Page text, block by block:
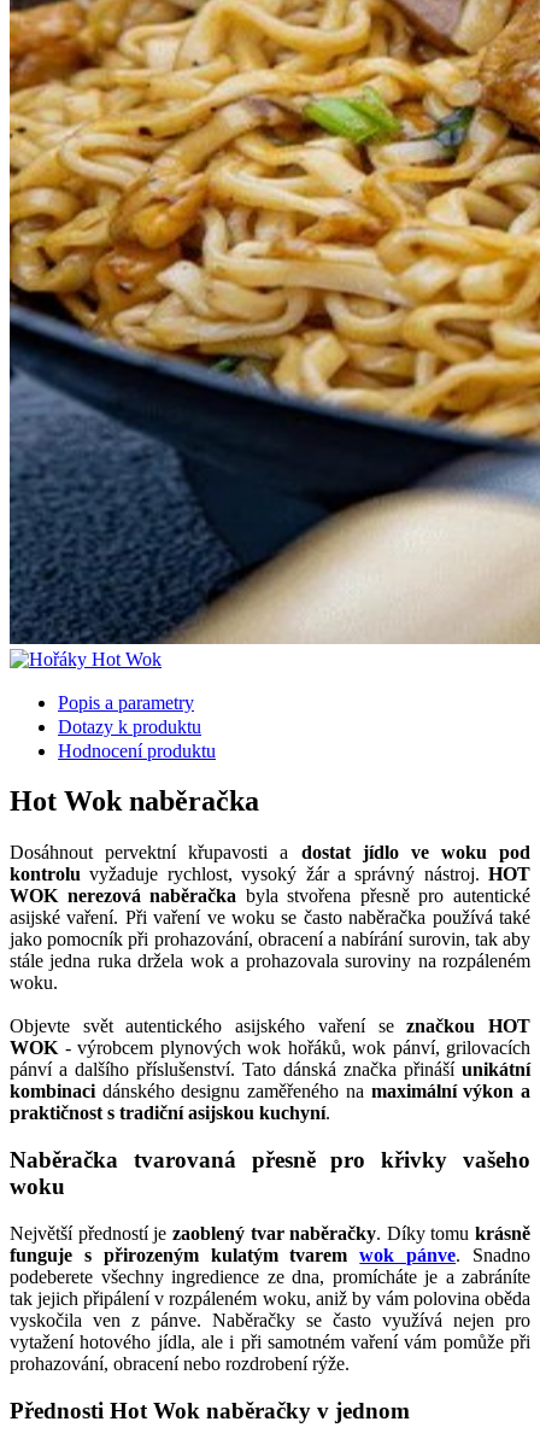
Popis a parametry
Dotazy k produktu
Hodnocení produktu
Hot Wok naběračka
Dosáhnout pervektní křupavosti a dostat jídlo ve woku pod
kontrolu vyžaduje rychlost, vysoký žár a správný nástroj. HOT
WOK nerezová naběračka byla stvořena přesně pro autentické
asijské vaření. Při vaření ve woku se často naběračka používá také
jako pomocník při prohazování, obracení a nabírání surovin, tak aby
stále jedna ruka držela wok a prohazovala suroviny na rozpáleném
woku.
Objevte svět autentického asijského vaření seznačkou HOT
WOK - výrobcem plynových wok hořáků, wok pánví, grilovacích
pánví a dalšího příslušenství. Tato dánská značka přináší unikátní
kombinaci dánského designu zaměřeného na maximální výkon a
praktičnost s tradiční asijskou kuchyní.
Naběračka tvarovaná přesně pro křivky vašeho
woku
Největší předností je zaoblený tvar naběračky. Díky tomu krásně
funguje s přirozeným kulatým tvaremwok pánve. Snadno
podeberete všechny ingredience ze dna, promícháte je a zabráníte
tak jejich připálení v rozpáleném woku, aniž by vám polovina oběda
vyskočila ven z pánve. Naběračky se často využívá nejen pro
vytažení hotového jídla, ale i při samotném vaření vám pomůže při
prohazování, obracení nebo rozdrobení rýže.
Přednosti Hot Wok naběračky v jednom